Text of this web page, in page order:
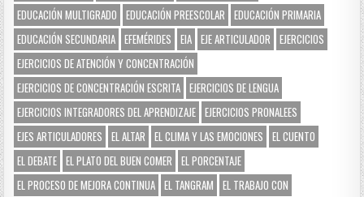
EDUCACIÓN MULTIGRADO
EDUCACIÓN PREESCOLAR
EDUCACIÓN PRIMARIA
EDUCACIÓN SECUNDARIA EFEMÉRIDES EIA EJE ARTICULADOR
EJERCICIOS
EJERCICIOS DE ATENCIÓN Y CONCENTRACIÓN
EJERCICIOS DE CONCENTRACIÓN ESCRITA EJERCICIOS DE LENGUA
EJERCICIOS INTEGRADORES DEL APRENDIZAJE EJERCICIOS PRONALEES
EJES ARTICULADORES
EL ALTAR EL CLIMA Y LAS EMOCIONES
EL CUENTO
EL DEBATE EL PLATO DEL BUEN COMER
EL PORCENTAJE
EL PROCESO DE MEJORA CONTINUA EL TANGRAM
EL TRABAJO CON